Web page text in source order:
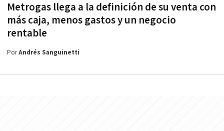
Metrogas llega a la definición de su venta con
más caja, menos gastos y un negocio
rentable
PorAndrés Sanguinetti